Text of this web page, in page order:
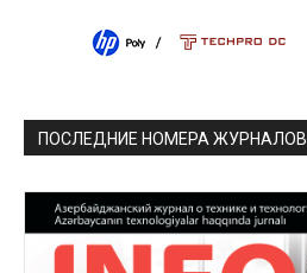
ПОСЛЕДНИЕ НОМЕРА ЖУРНАЛОВ